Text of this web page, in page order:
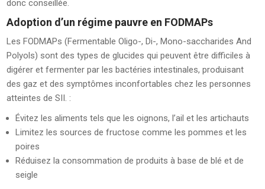
donc conseillée.
Adoption d’un régime pauvre en FODMAPs
Les FODMAPs (Fermentable Oligo-, Di-, Mono-saccharides And
Polyols) sont des types de glucides qui peuvent être difficiles à
digérer et fermenter par les bactéries intestinales, produisant
des gaz et des symptômes inconfortables chez les personnes
atteintes de SII. :
Évitez les aliments tels que les oignons, l’ail et les artichauts
Limitez les sources de fructose comme les pommes et les
poires
Réduisez la consommation de produits à base de blé et de
seigle